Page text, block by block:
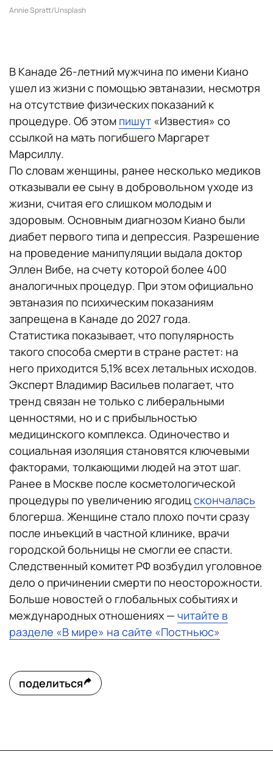
Annie Spratt/Unsplash
В Канаде 26-летний мужчина по имени Киано
ушел из жизни с помощью эвтаназии, несмотря
на отсутствие физических показаний к
процедуре. Об этом пишут «Известия» со
ссылкой на мать погибшего Маргарет
Марсиллу.
По словам женщины, ранее несколько медиков
отказывали ее сыну в добровольном уходе из
жизни, считая его слишком молодым и
здоровым. Основным диагнозом Киано были
диабет первого типа и депрессия. Разрешение
на проведение манипуляции выдала доктор
Эллен Вибе, на счету которой более 400
аналогичных процедур. При этом официально
эвтаназия по психическим показаниям
запрещена в Канаде до 2027 года.
Статистика показывает, что популярность
такого способа смерти в стране растет: на
него приходится 5,1% всех летальных исходов.
Эксперт Владимир Васильев полагает, что
тренд связан не только с либеральными
ценностями, но и с прибыльностью
медицинского комплекса. Одиночество и
социальная изоляция становятся ключевыми
факторами, толкающими людей на этот шаг.
Ранее в Москве после косметологической
процедуры по увеличению ягодицскончалась
блогерша. Женщине стало плохо почти сразу
после инъекций в частной клинике, врачи
городской больницы не смогли ее спасти.
Следственный комитет РФ возбудил уголовное
дело о причинении смерти по неосторожности.
Больше новостей о глобальных событиях и
международных отношениях — читайте в
разделе «В мире» на сайте «Постньюс»
поделиться